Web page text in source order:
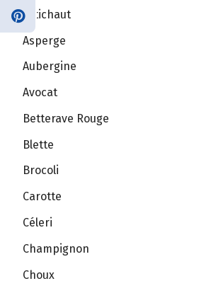
Artichaut
Asperge
Aubergine
Avocat
Betterave Rouge
Blette
Brocoli
Carotte
Céleri
Champignon
Choux